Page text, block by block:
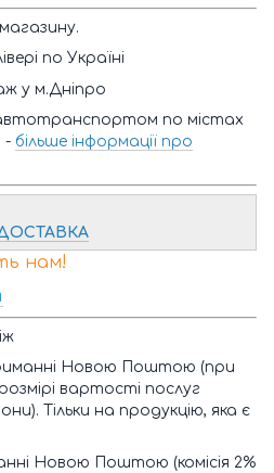
по Україні
у м.Дніпро
по містах
- більше інформації про
нам!
Новою Поштою (при
вартості послуг
Тільки на продукцію, яка є
Новою Поштою (комісія 2%